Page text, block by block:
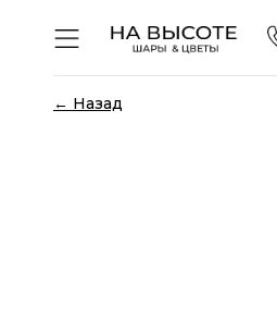
← Назад